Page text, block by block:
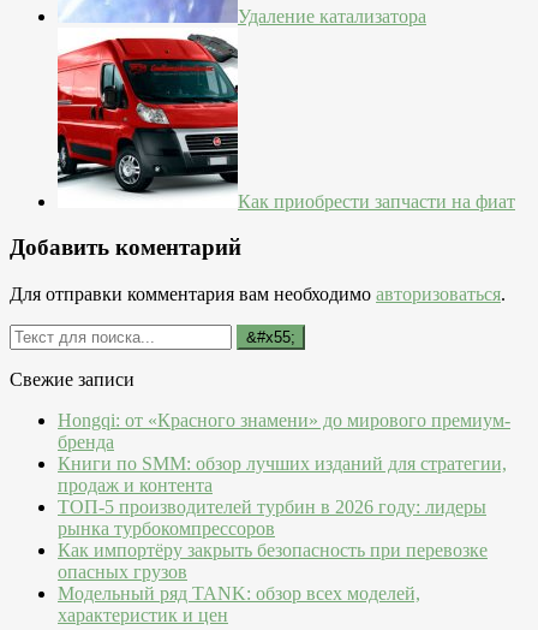
Удаление катализатора
Как приобрести запчасти на фиат
Добавить коментарий
Для отправки комментария вам необходимо авторизоваться.
Свежие записи
Hongqi: от «Красного знамени» до мирового премиум-
бренда
Книги по SMM: обзор лучших изданий для стратегии,
продаж и контента
ТОП-5 производителей турбин в 2026 году: лидеры
рынка турбокомпрессоров
Как импортёру закрыть безопасность при перевозке
опасных грузов
Модельный ряд TANK: обзор всех моделей,
характеристик и цен